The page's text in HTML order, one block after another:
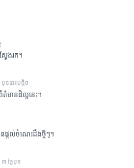
ែងរក។
មុននេះបន្តិច
ានដ៏ល្អនេះ។
ផ្តល់ចំណេះដឹងថ្មីៗ។
៣ ថ្ងៃមុន